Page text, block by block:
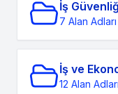
İş
7 Alan Adları
İş ve
12 Alan Adları